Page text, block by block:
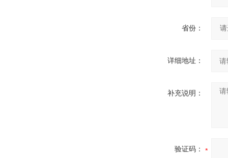
省份：
详细地址：
补充说明：
验证码：